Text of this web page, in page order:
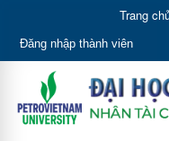
Trang
Đăng nhập thành viên